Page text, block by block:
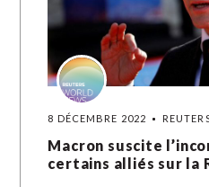
8 DÉCEMBRE 2022
Macron suscite
certains alliés sur la